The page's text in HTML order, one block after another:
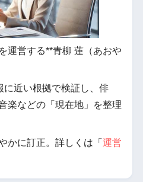
運営する**青柳 蓮（あおや
に近い根拠で検証し、俳
楽などの「現在地」を整理
かに訂正。詳しくは「 運営